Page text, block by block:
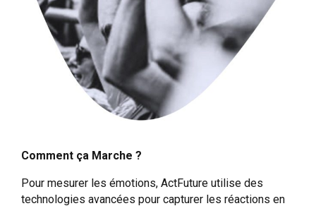
Comment ça Marche ?
Pour mesurer les émotions, ActFuture utilise des
technologies avancées pour capturer les réactions en